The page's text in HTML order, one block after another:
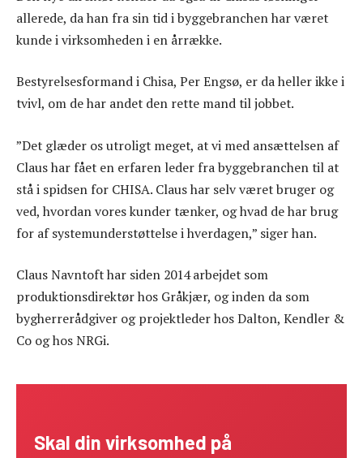
allerede, da han fra sin tid i byggebranchen har været
kunde i virksomheden i en årrække.
Bestyrelsesformand i Chisa, Per Engsø, er da heller ikke i
tvivl, om de har andet den rette mand til jobbet.
”Det glæder os utroligt meget, at vi med ansættelsen af
Claus har fået en erfaren leder fra byggebranchen til at
stå i spidsen for CHISA. Claus har selv været bruger og
ved, hvordan vores kunder tænker, og hvad de har brug
for af systemunderstøttelse i hverdagen,” siger han.
Claus Navntoft har siden 2014 arbejdet som
produktionsdirektør hos Gråkjær, og inden da som
bygherrerådgiver og projektleder hos Dalton, Kendler &
Co og hos NRGi.
Skal din virksomhed på